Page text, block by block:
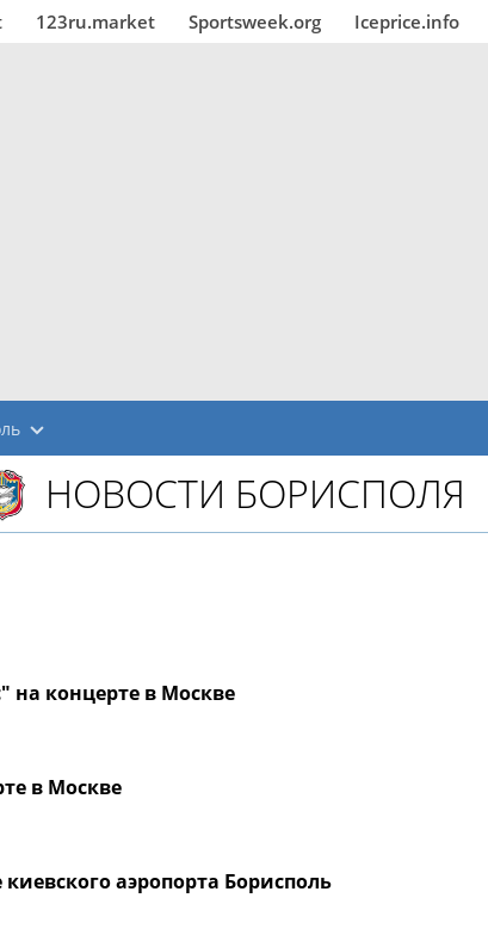
123ru.market Sportsweek.org Iceprice.info
НОВОСТИ БОРИСПОЛЯ
на концерте в Москве
в Москве
аэропорта Борисполь